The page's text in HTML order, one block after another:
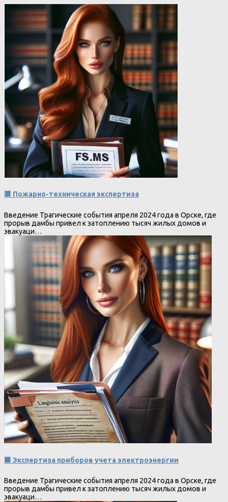
🟥 Пожарно-техническая экспертиза
Введение Трагические события апреля 2024 года в Орске, где
прорыв дамбы привел к затоплению тысяч жилых домов и
эвакуаци…
🟩 Экспертиза приборов учета электроэнергии
Введение Трагические события апреля 2024 года в Орске, где
прорыв дамбы привел к затоплению тысяч жилых домов и
эвакуаци…